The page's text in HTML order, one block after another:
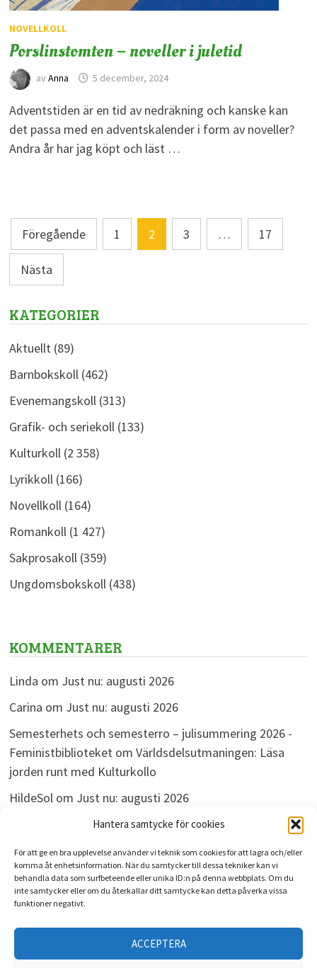
Hantera samtycke för cookies
För att ge en bra upplevelse använder vi teknik som cookies för att lagra och/eller
komma åt enhetsinformation. När du samtycker till dessa tekniker kan vi
behandla data som surfbeteende eller unika ID:n på denna webbplats. Om du
inte samtycker eller om du återkallar ditt samtycke kan detta påverka vissa
funktioner negativt.
ACCEPTERA
NOVELLKOLL
Porslinstomten – noveller i juletid
av Anna 5 december, 2024
Adventstiden är en tid av nedräkning och kanske kan
det passa med en adventskalender i form av noveller?
Andra år har jag köpt och läst …
Sidnumrering
för
inlägg
Föregående 1 2 3 … 17
Nästa
KATEGORIER
Aktuellt(89)
Barnbokskoll(462)
Evenemangskoll(313)
Grafik- och seriekoll(133)
Kulturkoll(2 358)
Lyrikkoll(166)
Novellkoll(164)
Romankoll(1 427)
Sakprosakoll(359)
Ungdomsbokskoll(438)
KOMMENTARER
Linda om Just nu: augusti 2026
Carina om Just nu: augusti 2026
Semesterhets och semesterro – julisummering 2026 -
Feministbiblioteketom Världsdelsutmaningen: Läsa
jorden runt med Kulturkollo
HildeSolom Just nu: augusti 2026
omJust nu: augusti 2026
ARKIV